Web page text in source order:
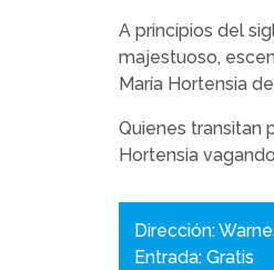
A principios del
majestuoso,
María Hortensia
Quienes transitan
Hortensia
Dirección:
Entrada: Gratis